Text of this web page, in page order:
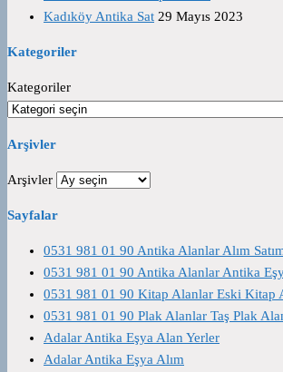
Kadıköy Antika Sat 29 Mayıs 2023
Kategoriler
Kategoriler
Arşivler
Arşivler
Sayfalar
0531 981 01 90 Antika Alanlar Alım
0531 981 01 90 Antika Alanlar Antika
0531 981 01 90 Kitap Alanlar Eski Kitap
0531 981 01 90 Plak Alanlar Taş Plak
Adalar Antika Eşya Alan Yerler
Adalar Antika Eşya Alım